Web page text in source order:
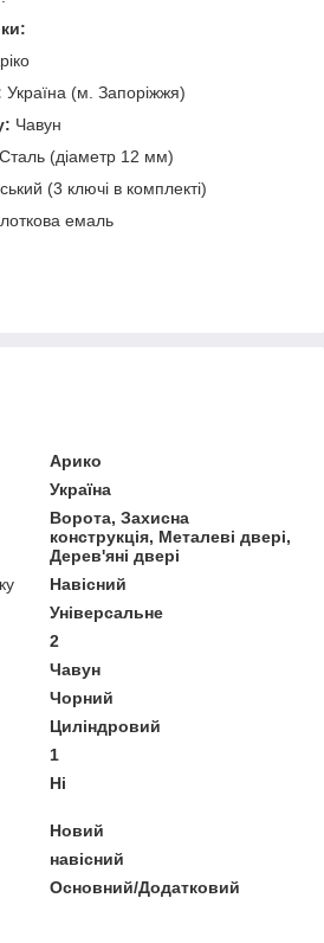
Україна (м. Запоріжжя)
Чавун
Сталь (діаметр 12 мм)
(3 ключі в комплекті)
емаль
Арико
Україна
Ворота, Захисна
конструкція, Металеві двері,
Дерев'яні двері
Навісний
Універсальне
2
Чавун
Чорний
Циліндровий
1
Ні
Новий
навісний
Основний/Додатковий